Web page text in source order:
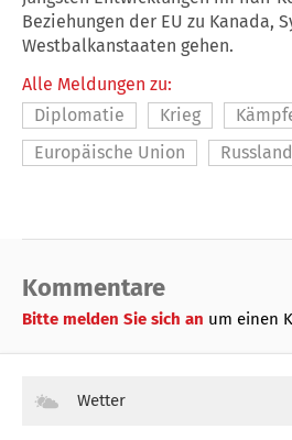
Beziehungen der EU zu Kanada,
Westbalkanstaaten gehen.
Alle Meldungen zu:
Diplomatie
Krieg
Europäische Union
Russland
Kommentare
Bitte melden Sie sich an um einen
Wetter